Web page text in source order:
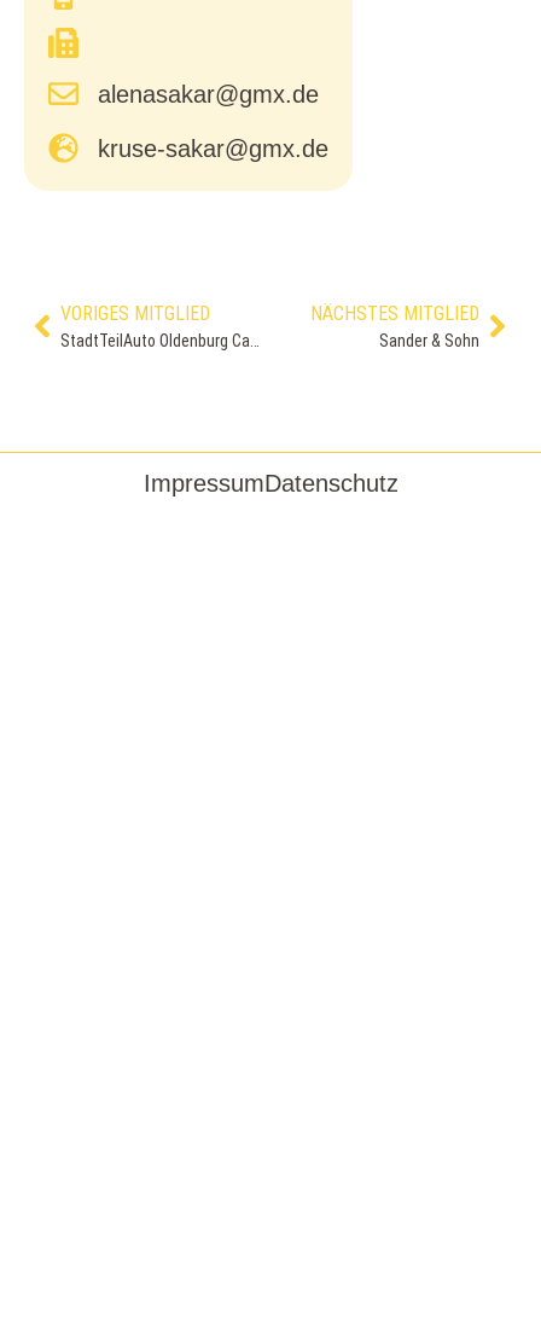
alenasakar@gmx.de
kruse-sakar@gmx.de
VORIGES MITGLIED NÄCHSTES MITGLIED
Sander & Sohn
ImpressumDatenschutz